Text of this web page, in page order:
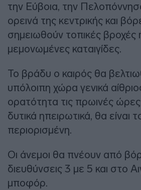
την Εύβοια, την
ορεινά της κεντρικής και
σημειωθούν τοπικές βροχές
μεμονωμένες καταιγίδες.
Το βράδυ ο καιρός θα
υπόλοιπη χώρα γενικά
ορατότητα τις πρωινές
δυτικά ηπειρωτικά, θα είναι
περιορισμένη.
Οι άνεμοι θα πνέουν από
διευθύνσεις 3 με 5 και στο
μποφόρ.